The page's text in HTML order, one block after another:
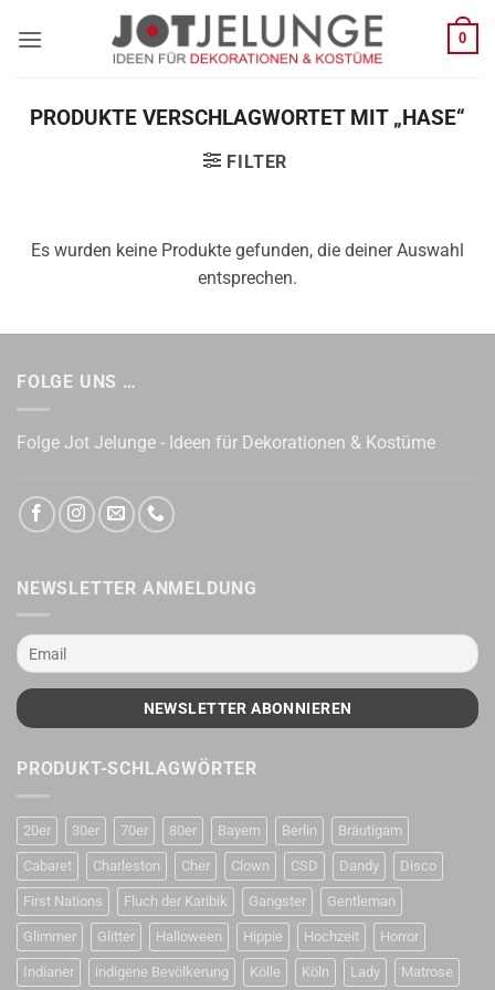
Inhalt
0
PRODUKTE VERSCHLAGWORTET MIT „HASE“
FILTER
Es wurden keine Produkte gefunden, die deiner Auswahl
entsprechen.
FOLGE UNS …
Folge Jot Jelunge - Ideen für Dekorationen & Kostüme
NEWSLETTER ANMELDUNG
PRODUKT-SCHLAGWÖRTER
20er 30er 70er 80er Bayern Berlin Bräutigam
Cabaret Charleston Cher Clown CSD Dandy Disco
First Nations Fluch der Karibik Gangster Gentleman
Glimmer Glitter Halloween Hippie Hochzeit Horror
Indianer indigene Bevölkerung Kölle Köln Lady Matrose